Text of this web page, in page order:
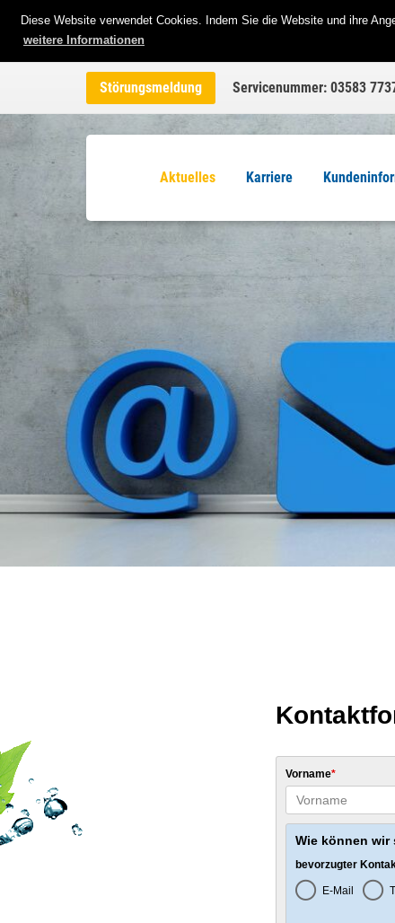
Diese Website verwendet Cookies. Indem Sie die Website und ihre
weitere Informationen
Störungsmeldung Servicenummer: 03583
Aktuelles Karriere